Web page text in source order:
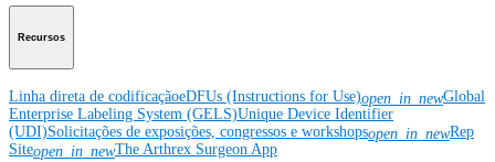
Recursos
Linha direta de codificaçãoeDFUs (Instructions for Use)open_in_newGlobal
Enterprise Labeling System (GELS)Unique Device Identifier
(UDI)Solicitações de exposições, congressos e workshopsopen_in_newRep
Siteopen_in_newThe Arthrex Surgeon App